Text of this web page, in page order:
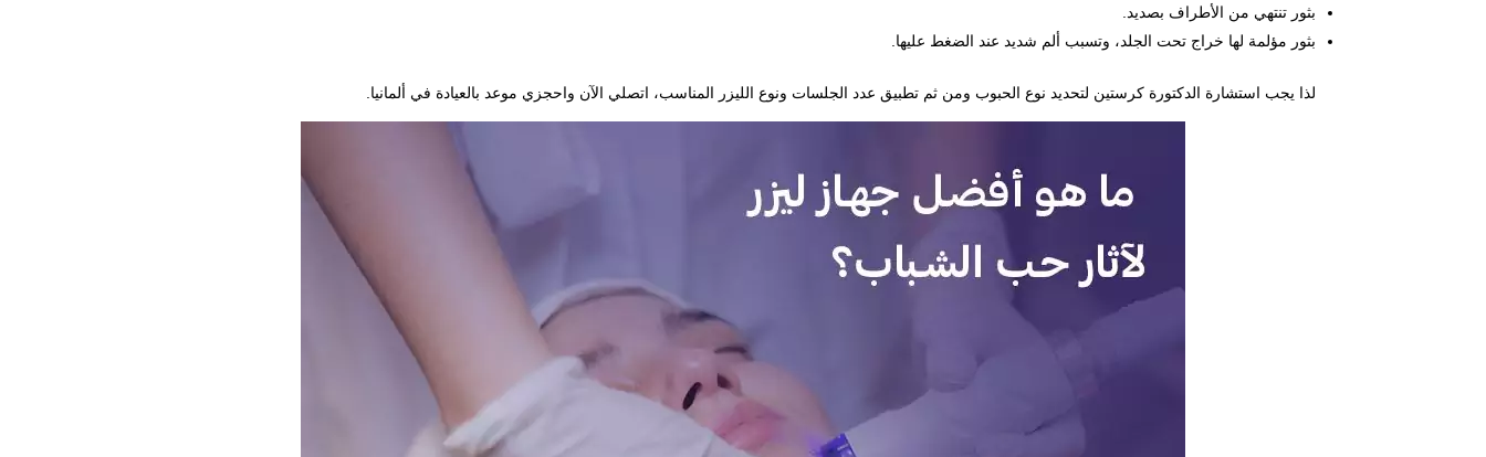
بثور تنتهي من الأطراف بصديد.
بثور مؤلمة لها خراج تحت الجلد، وتسبب ألم شديد عند الضغط عليها.
لذا يجب استشارة الدكتورة كرستين لتحديد نوع الحبوب ومن ثم تطبيق عدد الجلسات ونوع الليزر المناسب، اتصلي الآن واحجزي موعد بالعيادة في ألمانيا.